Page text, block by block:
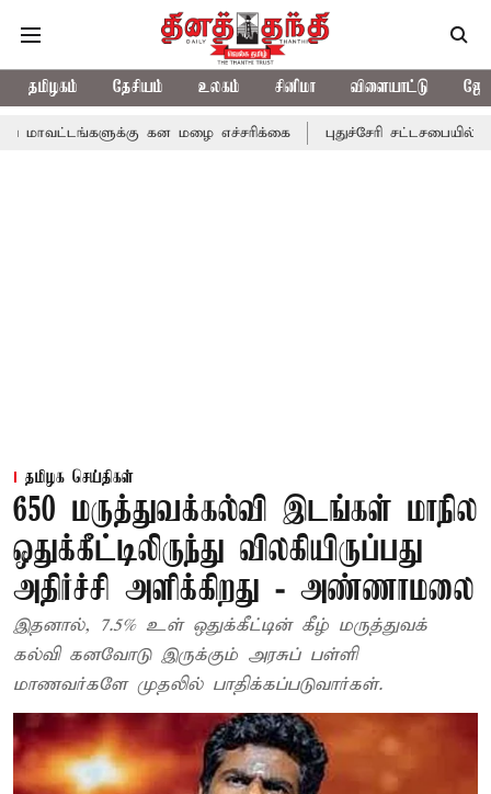
தமிழகம் தேசியம் உலகம் சினிமா விளையாட்டு
கன மழை எச்சரிக்கை புதுச்சேரி சட்டசபையில் வரும்
தமிழக செய்திகள்
650 மருத்துவக்கல்வி இடங்கள் மாநில
ஒதுக்கீட்டிலிருந்து விலகியிருப்பது
அதிர்ச்சி அளிக்கிறது - அண்ணாமலை
இதனால், 7.5% உள் ஒதுக்கீட்டின் கீழ் மருத்துவக்
கல்வி கனவோடு இருக்கும் அரசுப் பள்ளி
மாணவர்களே முதலில் பாதிக்கப்படுவார்கள்.